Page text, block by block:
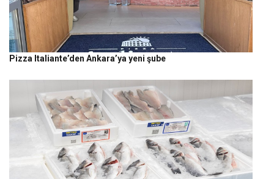
Pizza Italiante’den Ankara’ya yeni şube